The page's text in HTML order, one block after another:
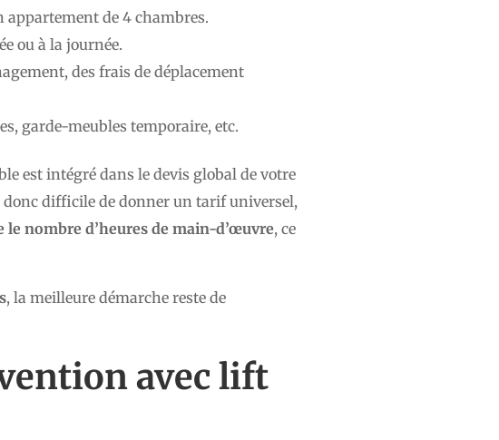
appartement de 4 chambres.
ou à la journée.
des frais de déplacement
garde-meubles temporaire, etc.
est intégré dans le devis global de votre
donc difficile de donner un tarif universel,
le nombre d’heures de main-d’œuvre, ce
, la meilleure démarche reste de
avec lift